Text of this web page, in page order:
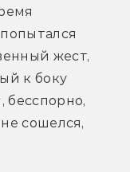
жест,
к боку
бесспорно,
сошелся,